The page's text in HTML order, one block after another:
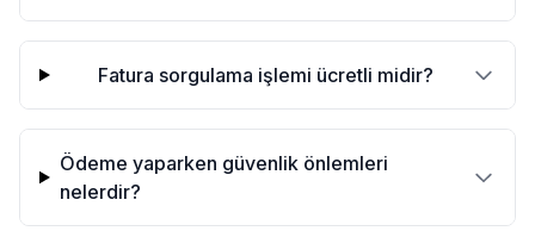
Fatura sorgulama işlemi ücretli midir?
Ödeme yaparken güvenlik önlemleri
nelerdir?